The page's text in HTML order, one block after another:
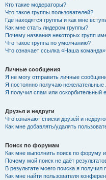
Кто такие модераторы?
Что такое группы пользователей?
Где находятся группы и как мне
Как мне стать лидером группы?
Почему названия некоторых групп
Что такое группа по умолчанию?
Что означает ссылка «Наша
Личные сообщения
Я не могу отправить личные
Я постоянно получаю
Я получил спам или оскорбительный
Друзья и недруги
Что означают списки друзей и
Как мне добавлять/удалять
Поиск по форумам
Как мне выполнить поиск по форуму
Почему мой поиск не даёт
В результате моего поиска я получил
Как мне найти пользователя